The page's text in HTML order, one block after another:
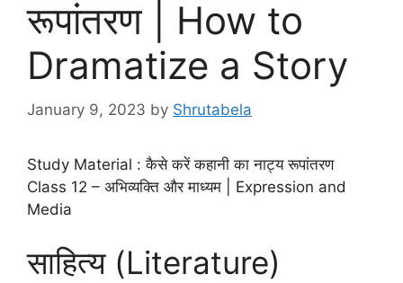
रूपांतरण | How to
Dramatize a Story
January 9, 2023 by Shrutabela
Study Material : कैसे करें कहानी का नाट्य रूपांतरण
Class 12 – अभिव्यक्ति और माध्यम | Expression and
Media
साहित्य (Literature)